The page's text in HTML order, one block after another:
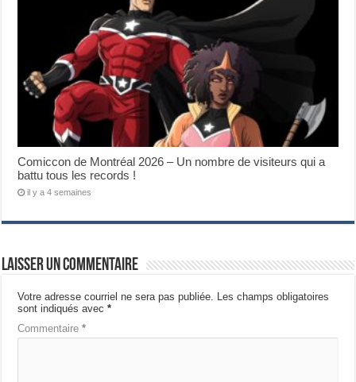
Comiccon de Montréal 2026 – Un nombre de visiteurs qui a
battu tous les records !
il y a 4 semaines
Laisser un commentaire
Votre adresse courriel ne sera pas publiée. Les champs obligatoires
sont indiqués avec*
Commentaire*